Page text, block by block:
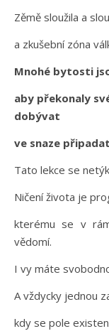
Zěmě sloužila a
a zkušební zóna
Mnohé bytosti
aby překonaly
dobývat
ve snaze
Tato lekce se
Ničení života je
kterému se v
vědomí.
I vy máte
A vždycky jednou
kdy se pole